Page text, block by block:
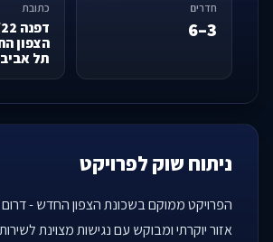
חדרים
3–6
כתובת
הצפון
תל אביב
ניתוח שוק לפרויקט
הפרויקט ממוקם בשכונת הצפון החדש - דרום
אזור יוקרתי ומבוקש עם נגישות מצוינת